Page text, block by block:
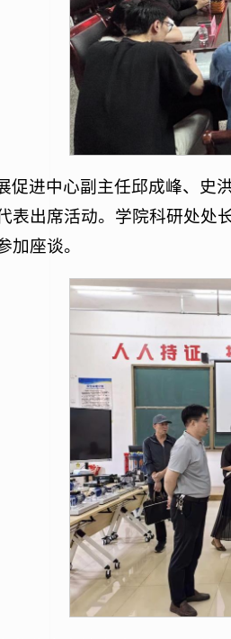
促进中心副主任邱成峰、史
表出席活动。学院科研处处
加座谈。